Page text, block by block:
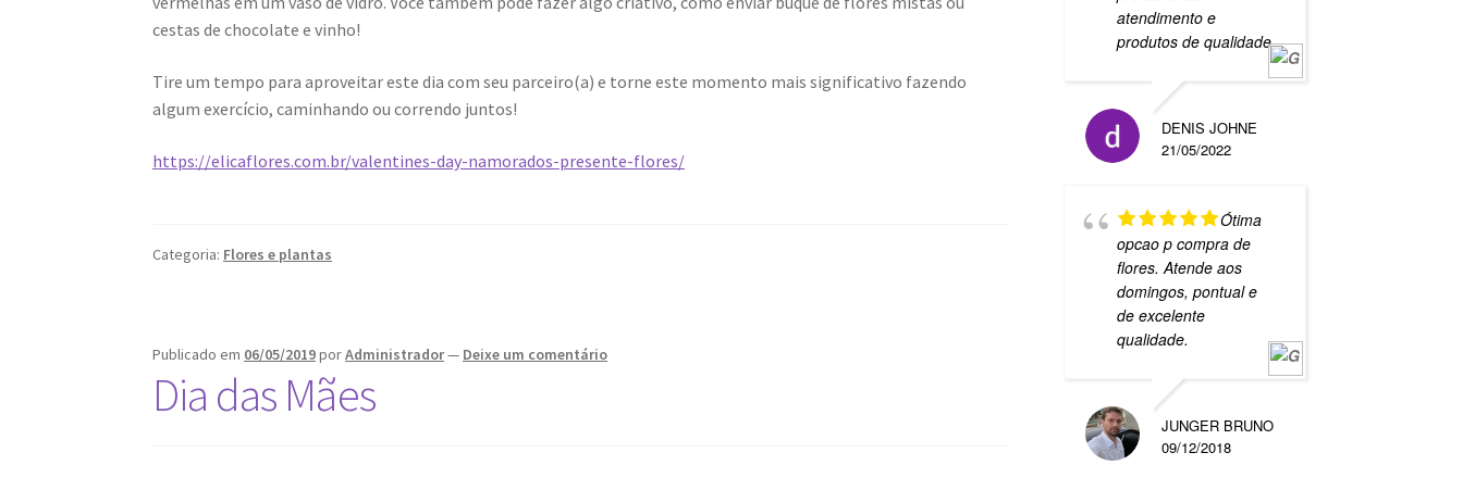
cestas de chocolate e vinho!
Tire um tempo para aproveitar este dia com seu parceiro(a) e torne este momento mais significativo fazendo
algum exercício, caminhando ou correndo juntos!
https://elicaflores.com.br/valentines-day-namorados-presente-flores/
Categoria: Flores e plantas
Publicado em 06/05/2019porAdministrador— Deixe um comentário
Dia das Mães
atendimento e
produtos de qualidade.
DENIS JOHNE
21/05/2022
Ótima
opcao p compra de
flores. Atende aos
domingos, pontual e
de excelente
qualidade.
JUNGER BRUNO
09/12/2018